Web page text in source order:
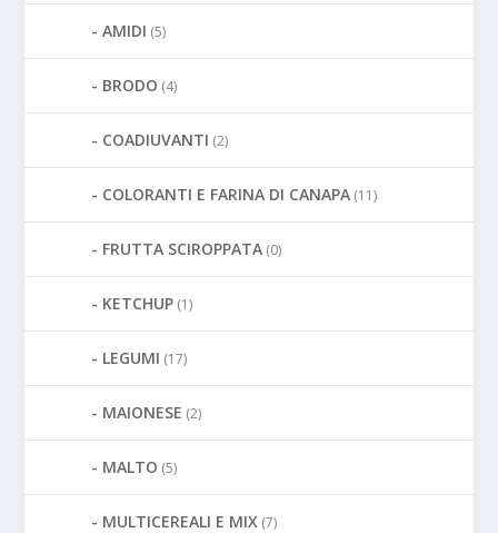
AMIDI (5)
BRODO (4)
COADIUVANTI (2)
COLORANTI E FARINA DI CANAPA (11)
FRUTTA SCIROPPATA (0)
KETCHUP (1)
LEGUMI (17)
MAIONESE (2)
MALTO (5)
MULTICEREALI E MIX (7)